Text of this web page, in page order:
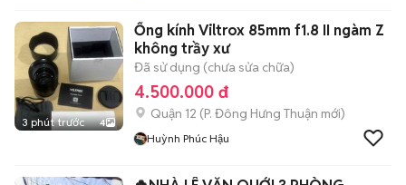
3 phút trước 4
Ống kính Viltrox 85mm f1.8 II ngàm Z
không trầy xư
Đã sử dụng (chưa sửa chữa)
4.500.000 đ
Quận 12 (P. Đông Hưng Thuận mới)
Huỳnh Phúc Hậu